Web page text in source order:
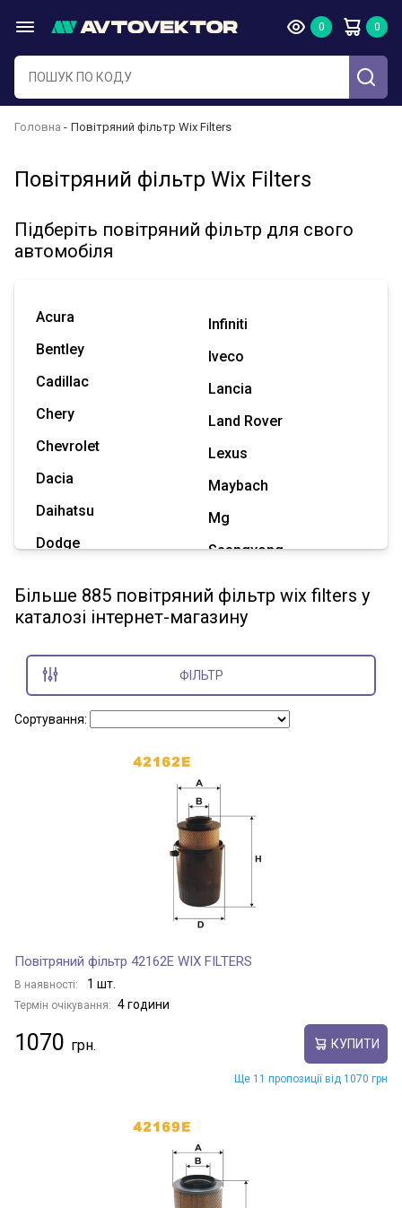
Головна Повітряний фільтр Wix Filters
Повітряний фільтр Wix Filters
Підберіть повітряний фільтр для свого
автомобіля
Acura
Bentley
Cadillac
Chery
Chevrolet
Dacia
Daihatsu
Dodge
Great Wall
Hummer
Infiniti
Iveco
Lancia
Land Rover
Lexus
Maybach
Mg
Ssangyong
Tesla
Показати всі марки
Більше 885 повітряний фільтр wix filters у
каталозі інтернет-магазину
ФІЛЬТР
Сортування:
Повітряний фільтр 42162E WIX FILTERS
В наявності: 1 шт.
Термін очікування: 4 години
1070 КУПИТИ
Ще 11 пропозиції від 1070 грн